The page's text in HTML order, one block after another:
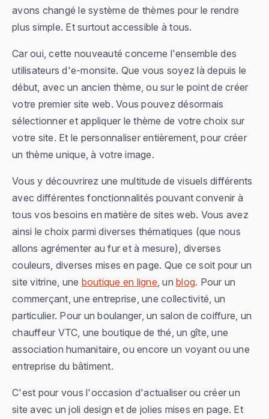
avons changé le système de thèmes pour le rendre
plus simple. Et surtout accessible à tous.
Car oui, cette nouveauté concerne l'ensemble des
utilisateurs d'e-monsite. Que vous soyez là depuis le
début, avec un ancien thème, ou sur le point de créer
votre premier site web. Vous pouvez désormais
sélectionner et appliquer le thème de votre choix sur
votre site. Et le personnaliser entièrement, pour créer
un thème unique, à votre image.
Vous y découvrirez une multitude de visuels différents
avec différentes fonctionnalités pouvant convenir à
tous vos besoins en matière de sites web. Vous avez
ainsi le choix parmi diverses thématiques (que nous
allons agrémenter au fur et à mesure), diverses
couleurs, diverses mises en page. Que ce soit pour un
site vitrine, une boutique en ligne , un blog. Pour un
commerçant, une entreprise, une collectivité, un
particulier. Pour un boulanger, un salon de coiffure, un
chauffeur VTC, une boutique de thé, un gîte, une
association humanitaire, ou encore un voyant ou une
entreprise du bâtiment.
C'est pour vous l'occasion d'actualiser ou créer un
site avec un joli design et de jolies mises en page. Et